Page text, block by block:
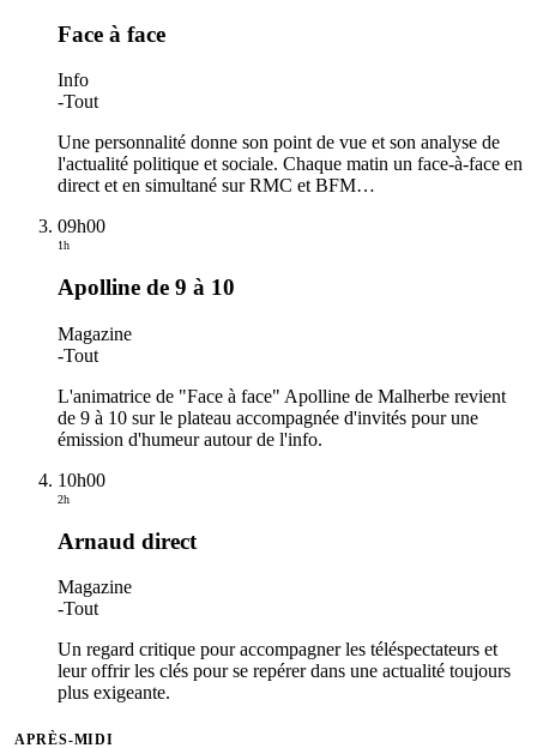
Face à face
Info
-Tout
Une personnalité donne son point de vue et son analyse de
l'actualité politique et sociale. Chaque matin un face-à-face en
direct et en simultané sur RMC et BFM…
09h00
1h
Apolline de 9 à 10
Magazine
-Tout
L'animatrice de "Face à face" Apolline de Malherbe revient
de 9 à 10 sur le plateau accompagnée d'invités pour une
émission d'humeur autour de l'info.
10h00
2h
Arnaud direct
Magazine
-Tout
Un regard critique pour accompagner les téléspectateurs et
leur offrir les clés pour se repérer dans une actualité toujours
plus exigeante.
APRÈS-MIDI